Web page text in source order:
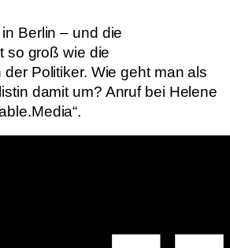
Berlin – und die
so groß wie die
Politiker. Wie geht man als
damit um? Anruf bei Helene